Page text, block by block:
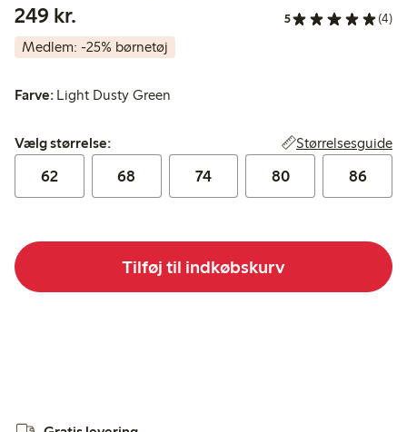
249 kr.
5 (4)
Medlem: -25% børnetøj
Farve: Light Dusty Green
Vælg størrelse:
Vælg størrelse: Størrelsesguide
62 68 74 80 86
Tilføj til indkøbskurv